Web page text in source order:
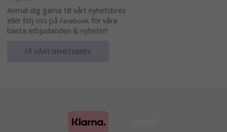
Anmäl dig gärna till vårt nyhetsbrev
eller följ oss på Facebook för våra
bästa erbjudanden & nyheter!
FÅ VÅRT NYHETSBREV